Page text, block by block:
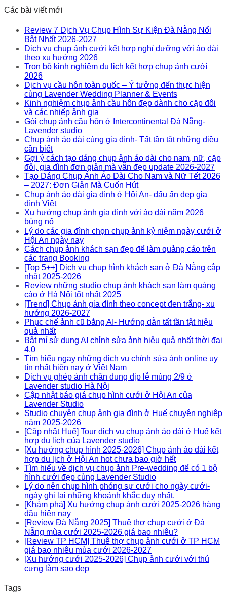
Các bài viết mới
Review 7 Dịch Vụ Chụp Hình Sự Kiện Đà Nẵng Nổi
Bật Nhất 2026-2027
Dịch vụ chụp ảnh cưới kết hợp nghỉ dưỡng với áo dài
theo xu hướng 2026
Trọn bộ kinh nghiệm du lịch kết hợp chụp ảnh cưới
2026
Dịch vụ cầu hôn toàn quốc – Ý tưởng đến thực hiện
cùng Lavender Wedding Planner & Events
Kinh nghiệm chụp ảnh cầu hôn đẹp dành cho cặp đôi
và các nhiếp ảnh gia
Gói chụp ảnh cầu hôn ở Intercontinental Đà Nẵng-
Lavender studio
Chụp ảnh áo dài cùng gia đình- Tất tần tật những điều
cần biết
Gợi ý cách tạo dáng chụp ảnh áo dài cho nam, nữ, cặp
đôi, gia đình đơn giản mà vẫn đẹp update 2026-2027
Tạo Dáng Chụp Ảnh Áo Dài Cho Nam và Nữ Tết 2026
– 2027: Đơn Giản Mà Cuốn Hút
Chụp ảnh áo dài gia đình ở Hội An- dấu ấn đẹp gia
đình Việt
Xu hướng chụp ảnh gia đình với áo dài năm 2026
bùng nổ
Lý do các gia đình chọn chụp ảnh kỷ niệm ngày cưới ở
Hội An ngày nay
Cách chụp ảnh khách sạn đẹp để làm quảng cáo trên
các trang Booking
[Top 5++] Dịch vụ chụp hình khách sạn ở Đà Nẵng cập
nhật 2025-2026
Review những studio chụp ảnh khách sạn làm quảng
cáo ở Hà Nội tốt nhất 2025
[Trend] Chụp ảnh gia đình theo concept đen trắng- xu
hướng 2026-2027
Phục chế ảnh cũ bằng AI- Hướng dẫn tất tần tật hiệu
quả nhất
Bật mí sử dụng AI chỉnh sửa ảnh hiệu quả nhất thời đại
4.0
Tìm hiểu ngay những dịch vụ chỉnh sửa ảnh online uy
tín nhất hiện nay ở Việt Nam
Dịch vụ ghép ảnh chân dung dịp lễ mùng 2/9 ở
Lavender studio Hà Nội
Cập nhật báo giá chụp hình cưới ở Hội An của
Lavender Studio
Studio chuyên chụp ảnh gia đình ở Huế chuyên nghiệp
năm 2025-2026
[Cập nhật Huế] Tour dịch vụ chụp ảnh áo dài ở Huế kết
hợp du lịch của Lavender studio
[Xu hướng chụp hình 2025-2026] Chụp ảnh áo dài kết
hợp du lịch ở Hội An hot chưa bao giờ hết
Tìm hiểu về dịch vụ chụp ảnh Pre-wedding để có 1 bộ
hình cưới đẹp cùng Lavender Studio
Lý do nên chụp hình phóng sự cưới cho ngày cưới-
ngày ghi lại những khoảnh khắc duy nhất.
[Khám phá] Xu hướng chụp ảnh cưới 2025-2026 hàng
đầu hiện nay
[Review Đà Nẵng 2025] Thuê thợ chụp cưới ở Đà
Nẵng mùa cưới 2025-2026 giá bao nhiêu?
[Review TP HCM] Thuê thợ chụp ảnh cưới ở TP HCM
giá bao nhiêu mùa cưới 2026-2027
[Xu hướng cưới 2025-2026] Chụp ảnh cưới với thú
cưng làm sao đẹp
Tags